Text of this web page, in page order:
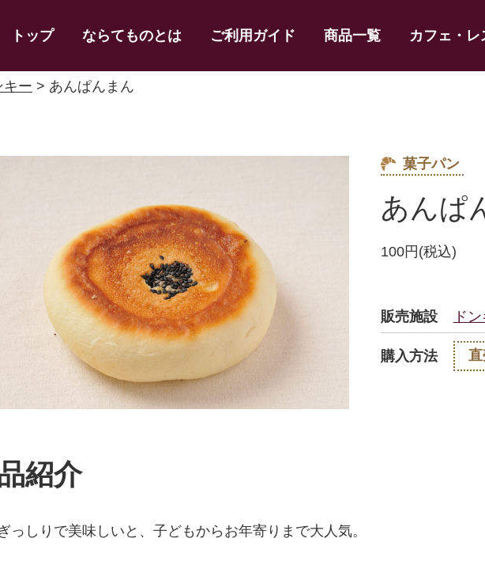
トップ ならてものとは ご利用ガイド 商品一覧 カフェ・
キー > あんぱんまん
菓子パン
あんぱ
100円(税込)
販売施設 ド
購入方法
紹介
っしりで美味しいと、子どもからお年寄りまで大人気。